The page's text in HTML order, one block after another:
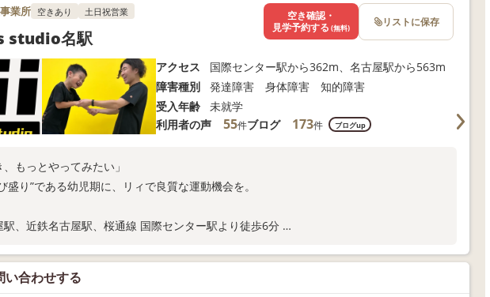
業所 空きあり 土日祝営業
studio名駅
アクセス
国際センター駅から362m、名古屋駅から563m
障害種別
発達障害 身体障害 知的障害
受入年齢
未就学
利用者の声
55件ブログ 173件 ブログup
、もっとやってみたい」
盛り”である幼児期に、リィで良質な運動機会を。
、近鉄名古屋駅、桜通線 国際センター駅より徒歩6分
随時実施中
問い合わせにてお問い合わせください。
空き確認・
見学予約する (無料) リストに保存
い合わせする